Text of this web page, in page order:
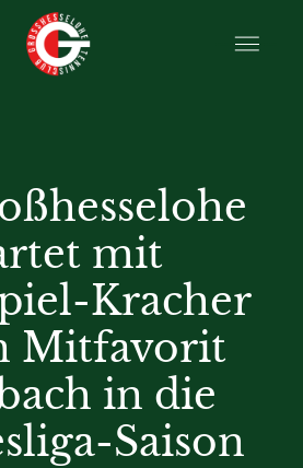
mit
Kracher
Mitfavorit
in die
Saison